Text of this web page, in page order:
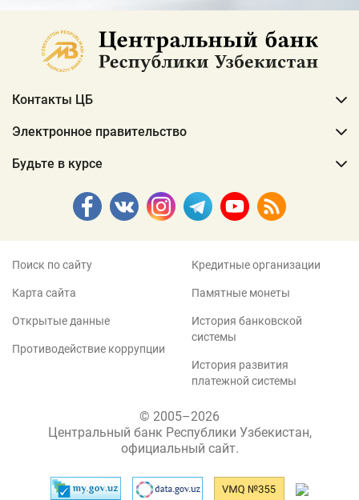
Контакты ЦБ
Электронное правительство
Будьте в курсе
Поиск по сайту
Карта сайта
Открытые данные
Противодействие коррупции
Кредитные организации
Памятные монеты
История банковской
системы
История развития
платежной системы
© 2005–2026
Центральный банк Республики Узбекистан,
официальный сайт.